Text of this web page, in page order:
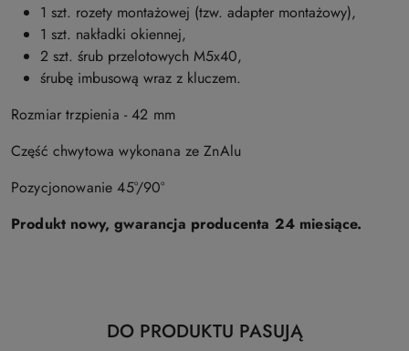
1 szt. rozety montażowej (tzw. adapter montażowy),
1 szt. nakładki okiennej,
2 szt. śrub przelotowych M5x40,
śrubę imbusową wraz z kluczem.
Rozmiar trzpienia - 42 mm
Część chwytowa wykonana ze ZnAlu
Pozycjonowanie 45°/90°
Produkt nowy, gwarancja producenta 24 miesiące.
Pomiń karuzelę produktów
Produkty
DO PRODUKTU PASUJĄ